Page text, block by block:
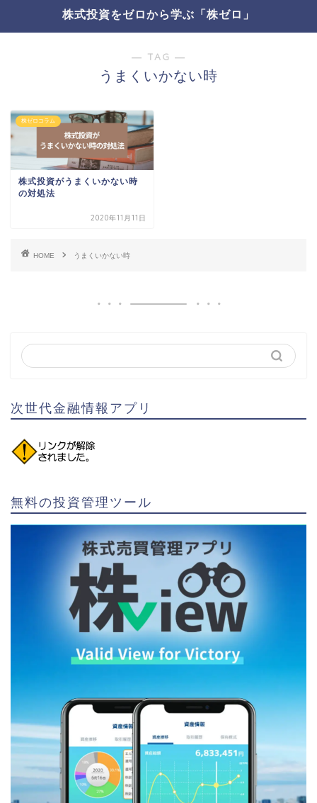
株式投資をゼロから学ぶ「株ゼロ」
― TAG ―
うまくいかない時
株ゼロコラム
株式投資がうまくいかない時
の対処法
2020年11月11日
HOME うまくいかない時
次世代金融情報アプリ
無料の投資管理ツール